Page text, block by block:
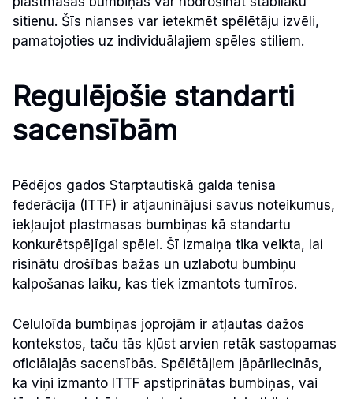
sitienu. Šīs nianses var ietekmēt spēlētāju izvēli,
pamatojoties uz individuālajiem spēles stiliem.
Regulējošie standarti
sacensībām
Pēdējos gados Starptautiskā galda tenisa
federācija (ITTF) ir atjauninājusi savus noteikumus,
iekļaujot plastmasas bumbiņas kā standartu
konkurētspējīgai spēlei. Šī izmaiņa tika veikta, lai
risinātu drošības bažas un uzlabotu bumbiņu
kalpošanas laiku, kas tiek izmantots turnīros.
Celuloīda bumbiņas joprojām ir atļautas dažos
kontekstos, taču tās kļūst arvien retāk sastopamas
oficiālajās sacensībās. Spēlētājiem jāpārliecinās,
ka viņi izmanto ITTF apstiprinātas bumbiņas, vai